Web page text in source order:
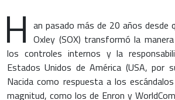
H an pasado más de 20 años desde
Oxley (SOX) transformó la
los controles internos y la
Estados Unidos de América (USA, por
Nacida como respuesta a los
magnitud, como los de Enron y